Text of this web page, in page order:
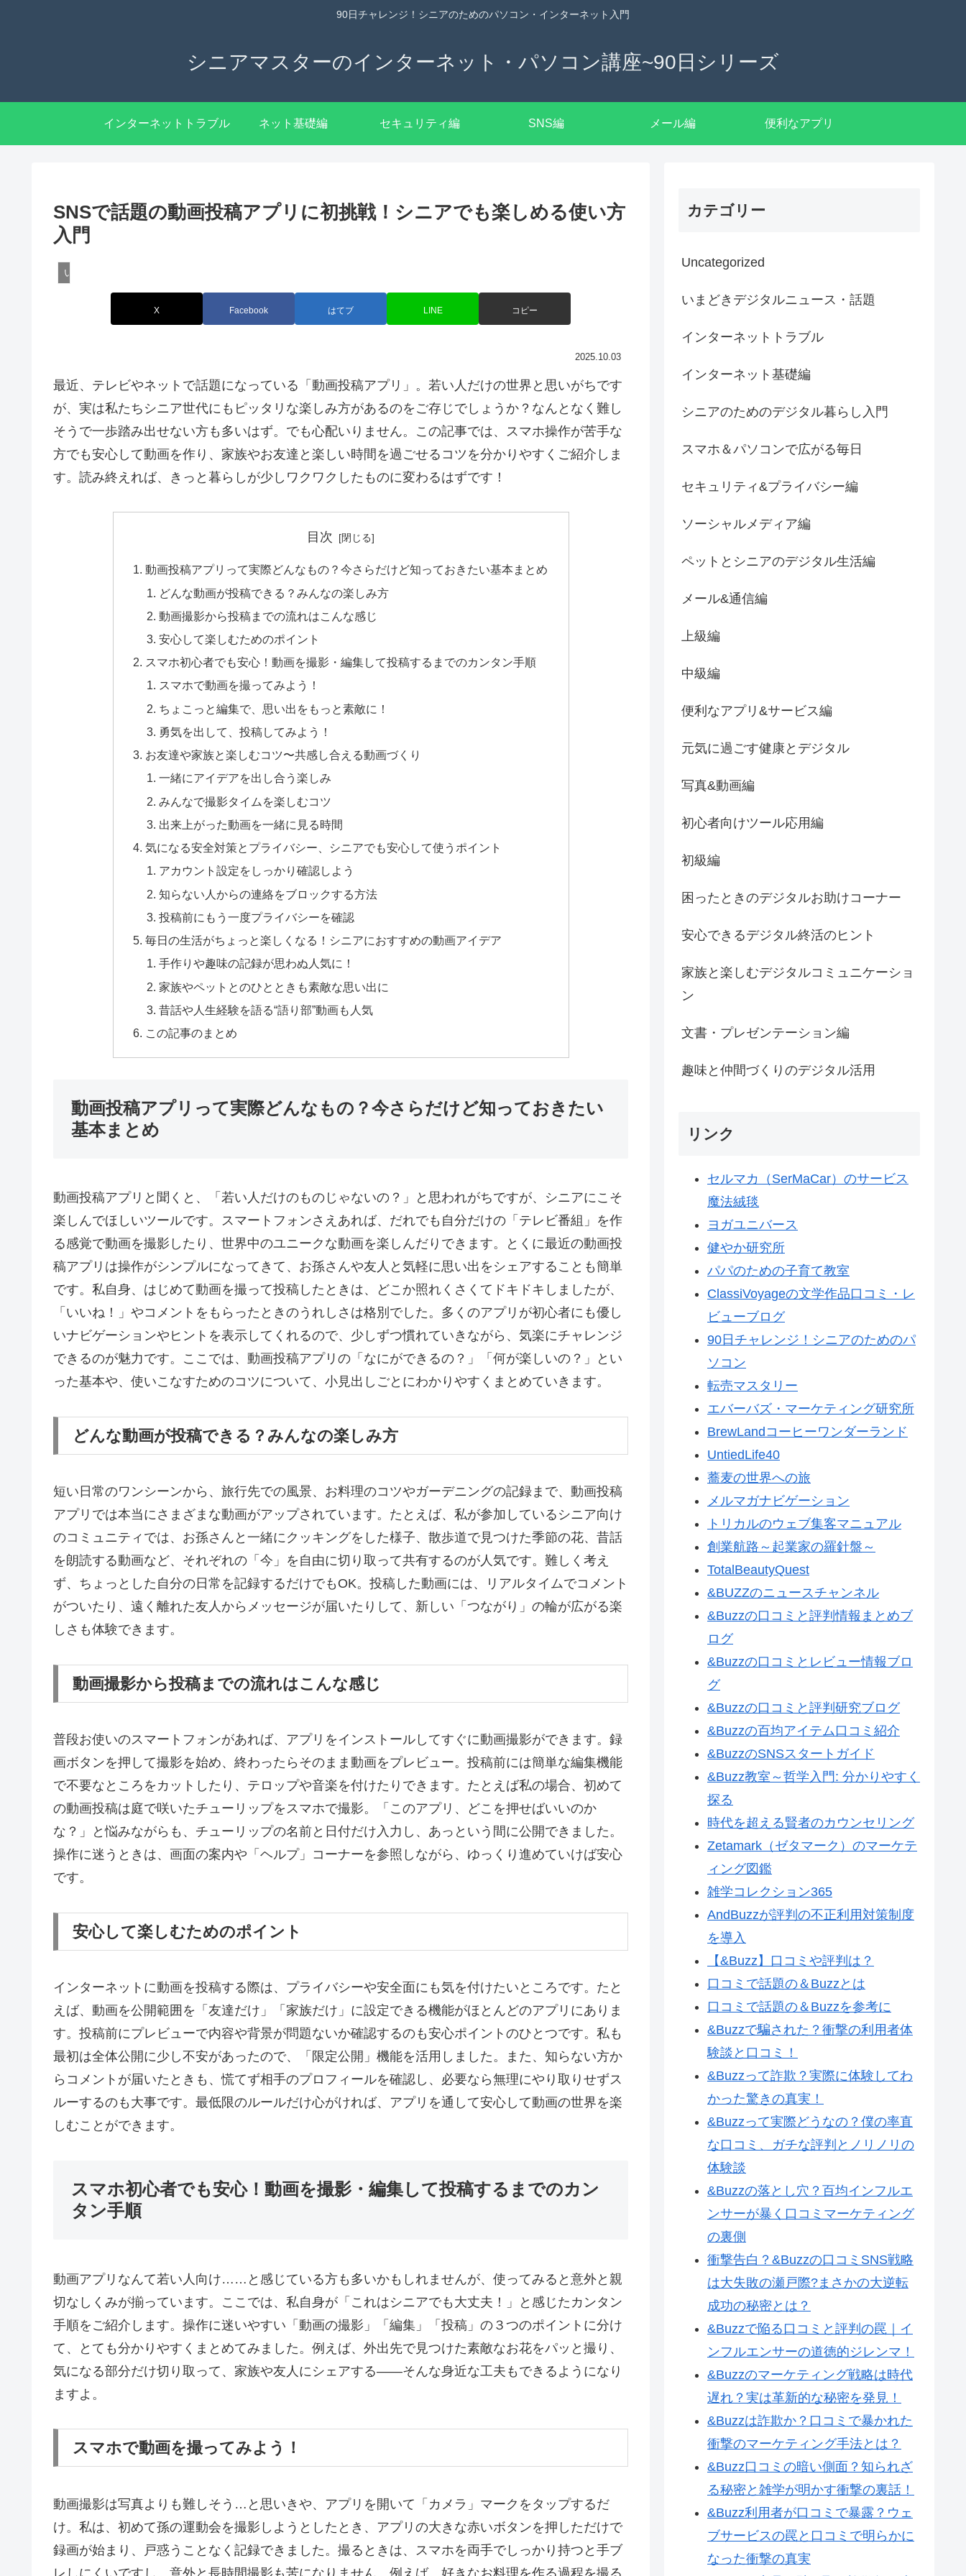
90日チャレンジ！シニアのためのパソコン・インターネット入門
シニアマスターのインターネット・パソコン講座~90日シリーズ
インターネットトラブル ネット基礎編 セキュリティ編 SNS編 メール編 便利なアプリ
SNSで話題の動画投稿アプリに初挑戦！シニアでも楽しめる使い方
入門
いまどきデジタルニュース・話題
X Facebook はてブ LINE コピー
2025.10.03
最近、テレビやネットで話題になっている「動画投稿アプリ」。若い人だけの世界と思いがちです
が、実は私たちシニア世代にもピッタリな楽しみ方があるのをご存じでしょうか？なんとなく難し
そうで一歩踏み出せない方も多いはず。でも心配いりません。この記事では、スマホ操作が苦手な
方でも安心して動画を作り、家族やお友達と楽しい時間を過ごせるコツを分かりやすくご紹介しま
す。読み終えれば、きっと暮らしが少しワクワクしたものに変わるはずです！
目次
動画投稿アプリって実際どんなもの？今さらだけど知っておきたい基本まとめ
どんな動画が投稿できる？みんなの楽しみ方
動画撮影から投稿までの流れはこんな感じ
安心して楽しむためのポイント
スマホ初心者でも安心！動画を撮影・編集して投稿するまでのカンタン手順
スマホで動画を撮ってみよう！
ちょこっと編集で、思い出をもっと素敵に！
勇気を出して、投稿してみよう！
お友達や家族と楽しむコツ〜共感し合える動画づくり
一緒にアイデアを出し合う楽しみ
みんなで撮影タイムを楽しむコツ
出来上がった動画を一緒に見る時間
気になる安全対策とプライバシー、シニアでも安心して使うポイント
アカウント設定をしっかり確認しよう
知らない人からの連絡をブロックする方法
投稿前にもう一度プライバシーを確認
毎日の生活がちょっと楽しくなる！シニアにおすすめの動画アイデア
手作りや趣味の記録が思わぬ人気に！
家族やペットとのひとときも素敵な思い出に
昔話や人生経験を語る“語り部”動画も人気
この記事のまとめ
動画投稿アプリって実際どんなもの？今さらだけど知っておきたい
基本まとめ
動画投稿アプリと聞くと、「若い人だけのものじゃないの？」と思われがちですが、シニアにこそ
楽しんでほしいツールです。スマートフォンさえあれば、だれでも自分だけの「テレビ番組」を作
る感覚で動画を撮影したり、世界中のユニークな動画を楽しんだりできます。とくに最近の動画投
稿アプリは操作がシンプルになってきて、お孫さんや友人と気軽に思い出をシェアすることも簡単
です。私自身、はじめて動画を撮って投稿したときは、どこか照れくさくてドキドキしましたが、
「いいね！」やコメントをもらったときのうれしさは格別でした。多くのアプリが初心者にも優し
いナビゲーションやヒントを表示してくれるので、少しずつ慣れていきながら、気楽にチャレンジ
できるのが魅力です。ここでは、動画投稿アプリの「なにができるの？」「何が楽しいの？」とい
った基本や、使いこなすためのコツについて、小見出しごとにわかりやすくまとめていきます。
どんな動画が投稿できる？みんなの楽しみ方
短い日常のワンシーンから、旅行先での風景、お料理のコツやガーデニングの記録まで、動画投稿
アプリでは本当にさまざまな動画がアップされています。たとえば、私が参加しているシニア向け
のコミュニティでは、お孫さんと一緒にクッキングをした様子、散歩道で見つけた季節の花、昔話
を朗読する動画など、それぞれの「今」を自由に切り取って共有するのが人気です。難しく考え
ず、ちょっとした自分の日常を記録するだけでもOK。投稿した動画には、リアルタイムでコメント
がついたり、遠く離れた友人からメッセージが届いたりして、新しい「つながり」の輪が広がる楽
しさも体験できます。
動画撮影から投稿までの流れはこんな感じ
普段お使いのスマートフォンがあれば、アプリをインストールしてすぐに動画撮影ができます。録
画ボタンを押して撮影を始め、終わったらそのまま動画をプレビュー。投稿前には簡単な編集機能
で不要なところをカットしたり、テロップや音楽を付けたりできます。たとえば私の場合、初めて
の動画投稿は庭で咲いたチューリップをスマホで撮影。「このアプリ、どこを押せばいいのか
な？」と悩みながらも、チューリップの名前と日付だけ入力し、あっという間に公開できました。
操作に迷うときは、画面の案内や「ヘルプ」コーナーを参照しながら、ゆっくり進めていけば安心
です。
安心して楽しむためのポイント
インターネットに動画を投稿する際は、プライバシーや安全面にも気を付けたいところです。たと
えば、動画を公開範囲を「友達だけ」「家族だけ」に設定できる機能がほとんどのアプリにありま
す。投稿前にプレビューで内容や背景が問題ないか確認するのも安心ポイントのひとつです。私も
最初は全体公開に少し不安があったので、「限定公開」機能を活用しました。また、知らない方か
らコメントが届いたときも、慌てず相手のプロフィールを確認し、必要なら無理にやり取りせずス
ルーするのも大事です。最低限のルールだけ心がければ、アプリを通して安心して動画の世界を楽
しむことができます。
スマホ初心者でも安心！動画を撮影・編集して投稿するまでのカン
タン手順
動画アプリなんて若い人向け……と感じている方も多いかもしれませんが、使ってみると意外と親
切なしくみが揃っています。ここでは、私自身が「これはシニアでも大丈夫！」と感じたカンタン
手順をご紹介します。操作に迷いやすい「動画の撮影」「編集」「投稿」の３つのポイントに分け
て、とても分かりやすくまとめてみました。例えば、外出先で見つけた素敵なお花をパッと撮り、
気になる部分だけ切り取って、家族や友人にシェアする――そんな身近な工夫もできるようになり
ますよ。
スマホで動画を撮ってみよう！
動画撮影は写真よりも難しそう…と思いきや、アプリを開いて「カメラ」マークをタップするだ
け。私は、初めて孫の運動会を撮影しようとしたとき、アプリの大きな赤いボタンを押しただけで
録画が始まり、戸惑うことなく記録できました。撮るときは、スマホを両手でしっかり持つと手ブ
レしにくいですし、意外と長時間撮影も苦になりません。例えば、好きなお料理を作る過程を撮る
カテゴリー
Uncategorized
いまどきデジタルニュース・話題
インターネットトラブル
インターネット基礎編
シニアのためのデジタル暮らし入門
スマホ＆パソコンで広がる毎日
セキュリティ&プライバシー編
ソーシャルメディア編
ペットとシニアのデジタル生活編
メール&通信編
上級編
中級編
便利なアプリ&サービス編
元気に過ごす健康とデジタル
写真&動画編
初心者向けツール応用編
初級編
困ったときのデジタルお助けコーナー
安心できるデジタル終活のヒント
家族と楽しむデジタルコミュニケーショ
ン
文書・プレゼンテーション編
趣味と仲間づくりのデジタル活用
リンク
セルマカ（SerMaCar）のサービス
魔法絨毯
ヨガユニバース
健やか研究所
パパのための子育て教室
ClassiVoyageの文学作品口コミ・レ
ビューブログ
90日チャレンジ！シニアのためのパ
ソコン
転売マスタリー
エバーバズ・マーケティング研究所
BrewLandコーヒーワンダーランド
UntiedLife40
蕎麦の世界への旅
メルマガナビゲーション
トリカルのウェブ集客マニュアル
創業航路～起業家の羅針盤～
TotalBeautyQuest
&BUZZのニュースチャンネル
&Buzzの口コミと評判情報まとめブ
ログ
&Buzzの口コミとレビュー情報ブロ
グ
&Buzzの口コミと評判研究ブログ
&Buzzの百均アイテム口コミ紹介
&BuzzのSNSスタートガイド
&Buzz教室～哲学入門: 分かりやすく
探る
時代を超える賢者のカウンセリング
Zetamark（ゼタマーク）のマーケテ
ィング図鑑
雑学コレクション365
AndBuzzが評判の不正利用対策制度
を導入
【&Buzz】口コミや評判は？
口コミで話題の＆Buzzとは
口コミで話題の＆Buzzを参考に
&Buzzで騙された？衝撃の利用者体
験談と口コミ！
&Buzzって詐欺？実際に体験してわ
かった驚きの真実！
&Buzzって実際どうなの？僕の率直
な口コミ、ガチな評判とノリノリの
体験談
&Buzzの落とし穴？百均インフルエ
ンサーが暴く口コミマーケティング
の裏側
衝撃告白？&Buzzの口コミSNS戦略
は大失敗の瀬戸際?まさかの大逆転
成功の秘密とは？
&Buzzで陥る口コミと評判の罠｜イ
ンフルエンサーの道徳的ジレンマ！
&Buzzのマーケティング戦略は時代
遅れ？実は革新的な秘密を発見！
&Buzzは詐欺か？口コミで暴かれた
衝撃のマーケティング手法とは？
&Buzz口コミの暗い側面？知られざ
る秘密と雑学が明かす衝撃の裏話！
&Buzz利用者が口コミで暴露？ウェ
ブサービスの罠と口コミで明らかに
なった衝撃の真実